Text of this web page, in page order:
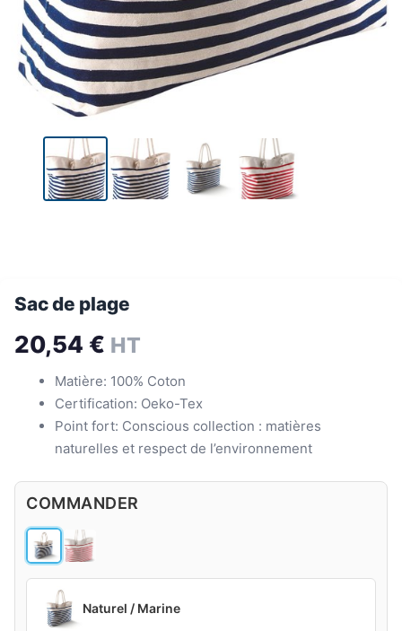
Sac de plage
20,54 € HT
Matière: 100% Coton
Certification: Oeko-Tex
Point fort: Conscious collection : matières
naturelles et respect de l’environnement
COMMANDER
Naturel / Marine